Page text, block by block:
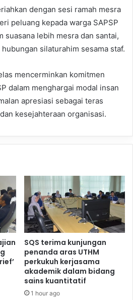
dengan sesi ramah mesra
peluang kepada warga SAPSP
suasana lebih mesra dan santai,
silaturahim sesama staf.
mencerminkan komitmen
dalam menghargai modal insan
apresiasi sebagai teras
kesejahteraan organisasi.
SQS terima kunjungan
penanda aras UTHM
perkukuh kerjasama
akademik dalam bidang
sains kuantitatif
1 hour ago